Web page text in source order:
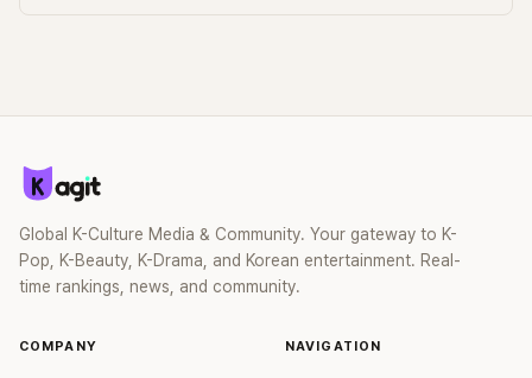
Global K-Culture Media & Community. Your gateway to K-
Pop, K-Beauty, K-Drama, and Korean entertainment. Real-
time rankings, news, and community.
COMPANY NAVIGATION